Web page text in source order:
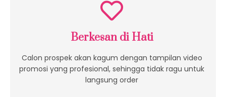
Berkesan di Hati
Calon prospek akan kagum dengan tampilan video
promosi yang profesional, sehingga tidak ragu untuk
langsung order